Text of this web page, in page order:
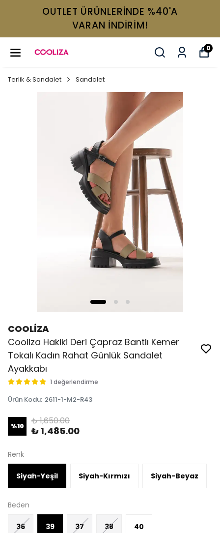
OUTLET ÜRÜNLERİNDE %40'A
VARAN İNDİRİM!
0
Terlik & Sandalet Sandalet
COOLİZA
Cooliza Hakiki Deri Çapraz Bantlı Kemer
Tokalı Kadın Rahat Günlük Sandalet
Ayakkabı
1 değerlendirme
Ürün Kodu: 2611-1-M2-R43
%10 ₺ 1,650.00
₺ 1,485.00
Renk
Siyah-Yeşil Siyah-Kırmızı Siyah-Beyaz
Beden
36 39 37 38 40